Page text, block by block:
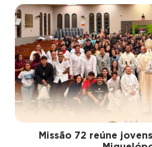
Missão 72 reúne